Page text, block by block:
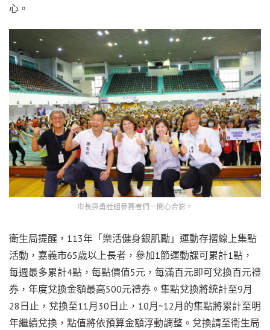
心。
市長與勇壯組參賽者們一開心合影。
衛生局提醒，113年「樂活健身銀肌勵」運動存摺線上集點
活動，嘉義市65歲以上長者，參加1節運動課可累計1點，
每週最多累計4點，每點價值5元，每滿百元即可兌換百元禮
券，年度兌換金額最高500元禮券。集點兌換將統計至9月
28日止，兌換至11月30日止，10月~12月的集點將累計至明
年繼續兌換，點值將依預算金額浮動調整。兌換請至衛生局